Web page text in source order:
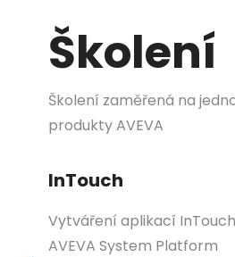
Školení
Školení zaměřená na
produkty AVEVA
InTouch
Vytváření aplikací
AVEVA System Platform